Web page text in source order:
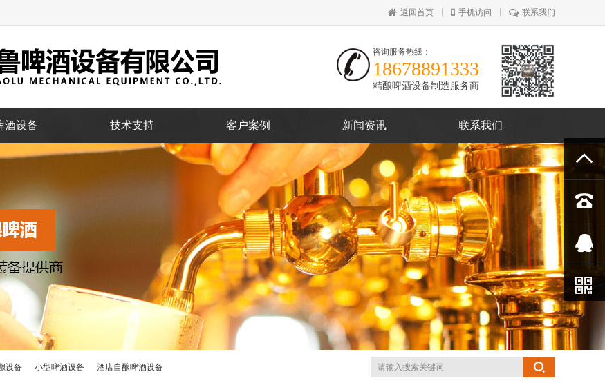
返回首页 手机访问 联系我们
咨询服务热线：
18678891333
精酿啤酒设备制造服务商
酒设备 技术支持 客户案例 新闻资讯 联系我们
设备 小型啤酒设备 酒店自酿啤酒设备



